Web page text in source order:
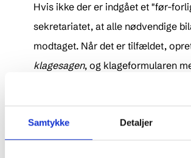
Samtykke Detaljer
Hvis ikke der er indgået et "før-
sekretariatet, at alle nødvendige
modtaget. Når det er tilfældet,
klagesagen, og klageformularen
sendes til indklagede
2. Svarskrift